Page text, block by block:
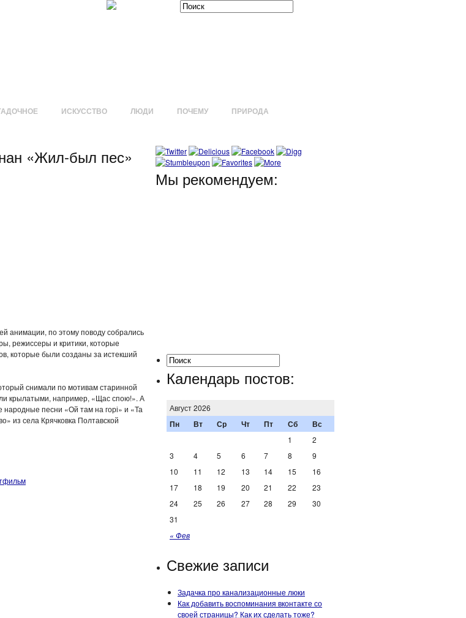
ИСКУССТВО ЛЮДИ ПОЧЕМУ ПРИРОДА
«Жил-был пес»
анимации, по этому поводу собрались
режиссеры и критики, которые
которые были созданы за истекший
снимали по мотивам старинной
крылатыми, например, «Щас спою!». А
песни «Ой там на горі» и «Та
из села Крячковка Полтавской
Мы рекомендуем:
Календарь постов:
Август 2026
Пн Вт Ср Чт Пт Сб Вс
« Фев
1
2
3
4 5 6 7 8
9
10
11 12 13 14 15
16
17
18 19 20 21 22
23
24
25 26 27 28 29
30
31
Свежие записи
Задачка про канализационные люки
Как добавить воспоминания вконтакте со
своей страницы? Как их сделать тоже?